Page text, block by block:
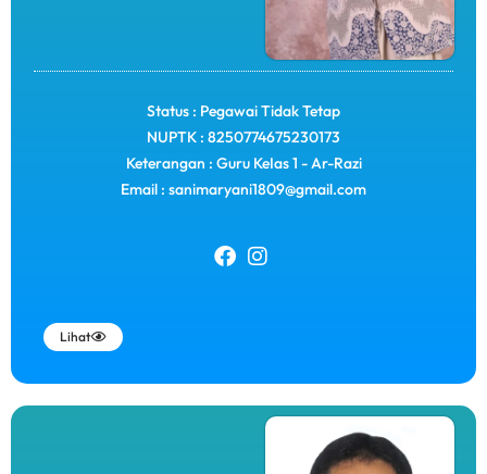
Status : Pegawai Tidak Tetap
NUPTK : 8250774675230173
Keterangan : Guru KeIas 1 - Ar-Razi
Email : sanimaryani1809@gmail.com
Lihat